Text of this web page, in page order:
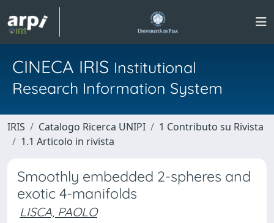
CINECA IRIS Institutional
Research Information System
IRIS Catalogo Ricerca UNIPI
1 Contributo su Rivista
1.1 Articolo in rivista
Smoothly embedded 2-spheres and
exotic 4-manifolds
LISCA, PAOLO